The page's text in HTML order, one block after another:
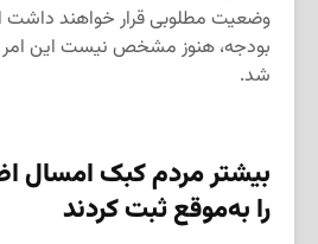
وضعیت مطلوبی قرار خواهند داشت
بودجه، هنوز مشخص نیست این
شد.
بیشتر مردم کبک امسال
را به‌موقع ثبت کردند